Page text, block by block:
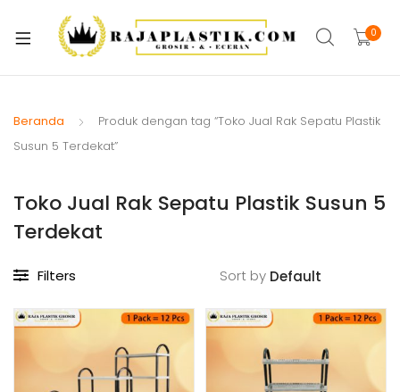
0
Beranda
Produk dengan tag “Toko Jual Rak Sepatu Plastik
Susun 5 Terdekat”
Toko Jual Rak Sepatu Plastik Susun 5
Terdekat
Filters Sort by